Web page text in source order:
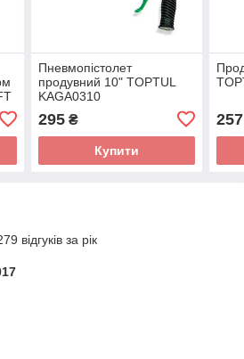
Пневмопістолет
продувний 10" TOPTUL
KAGA0310
295₴
Купити
257
відгуків за рік